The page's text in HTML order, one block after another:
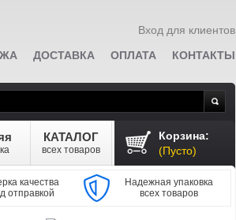
Вход для клиентов
Корзина:
(Пусто)
ДОСТАВКА ОПЛАТА КОНТАКТЫ
КАТАЛОГ
всех товаров
качества
отправкой
Надежная упаковка
всех товаров